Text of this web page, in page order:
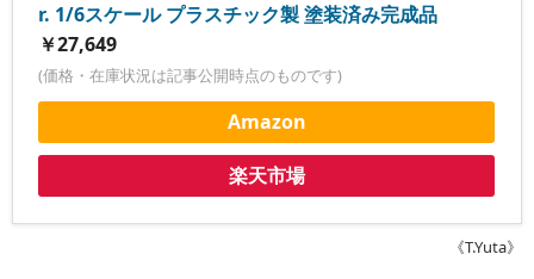
r. 1/6スケール プラスチック製 塗装済み完成品
￥27,649
(価格・在庫状況は記事公開時点のものです)
Amazon
楽天市場
《T.Yuta》